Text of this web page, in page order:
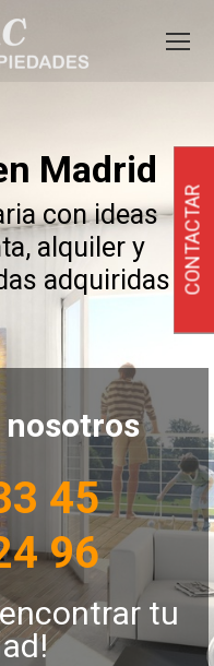
Madrid
con ideas
alquiler y
adquiridas
45
96
tu
CONTACTAR